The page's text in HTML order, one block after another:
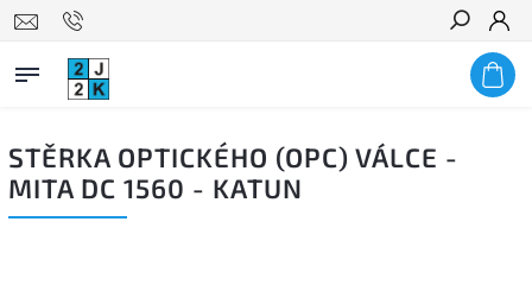
Hledat
STĚRKA OPTICKÉHO (OPC) VÁLCE -
MITA DC 1560 - KATUN